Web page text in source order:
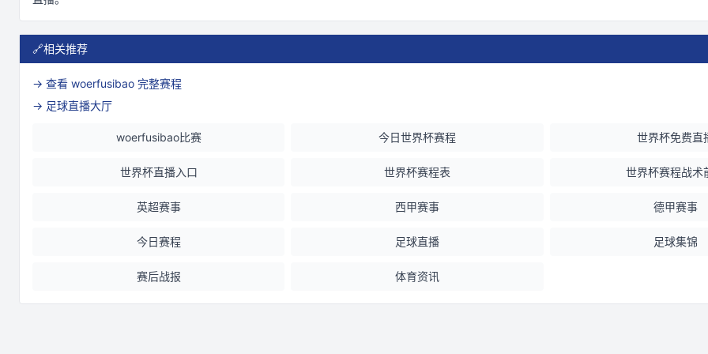
🔗相关推荐
→ 查看 woerfusibao 完整赛程
→ 足球直播大厅
woerfusibao比赛 今日世界杯赛程 世界杯免费直
世界杯直播入口 世界杯赛程表 世界杯赛程战术
英超赛事 西甲赛事 德甲赛事
今日赛程 足球直播 足球集锦
赛后战报 体育资讯